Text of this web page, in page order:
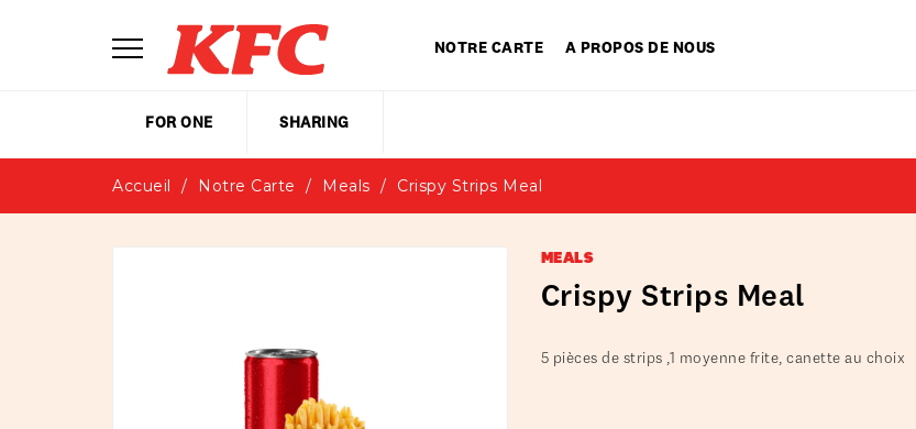
NOTRE CARTE A PROPOS DE NOUS
FOR ONE SHARING
Accueil Notre Carte Meals Crispy Strips Meal
MEALS
Crispy Strips Meal
5 pièces de strips ,1 moyenne frite, canette au choix